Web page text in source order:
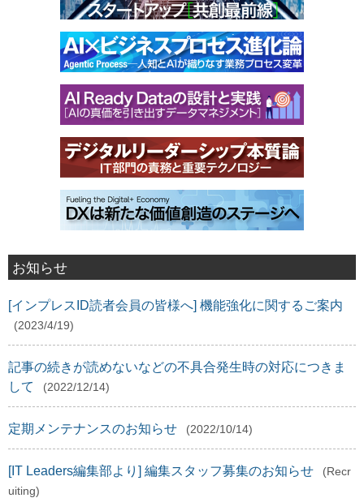
お知らせ
[インプレスID読者会員の皆様へ] 機能強化に関するご案内
(2023/4/19)
記事の続きが読めないなどの不具合発生時の対応につきま
して
(2022/12/14)
定期メンテナンスのお知らせ (2022/10/14)
[IT Leaders編集部より] 編集スタッフ募集のお知らせ
(Recr
uiting)